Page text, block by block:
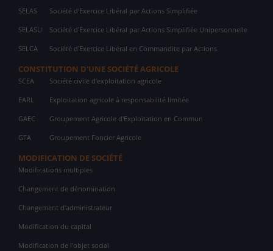
SELAS Société d'Exercice Libéral par Actions Simplifiée
SELASU Société d'Exercice Libéral par Actions Simplifiée Unipersonnelle
SELCA Société d'Exercice Libéral en Commandite par Actions
CONSTITUTION D'UNE SOCIÉTÉ AGRICOLE
SCEA Société civile d'exploitation agricole
EARL Exploitation agricole à responsabilité limitée
GAEC Groupement Agricole d'Exploitation en Commun
GFA Groupement Foncier Agricole
MODIFICATION DE SOCIÉTÉ
Modifications multiples
Changement de dénomination
Changement d'administrateur
Modification du capital
Modification de l'objet social